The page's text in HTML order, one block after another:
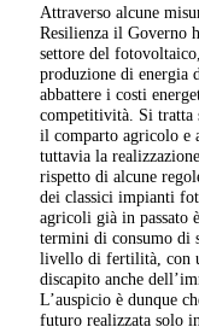
Attraverso alcune
Resilienza il Governo
settore del
produzione di energia
abbattere i costi
competitività. Si tratta
il comparto agricolo e
tuttavia la
rispetto di alcune
dei classici impianti
agricoli già in passato
termini di consumo di
livello di fertilità, con
discapito anche
L’auspicio è dunque
futuro realizzata solo